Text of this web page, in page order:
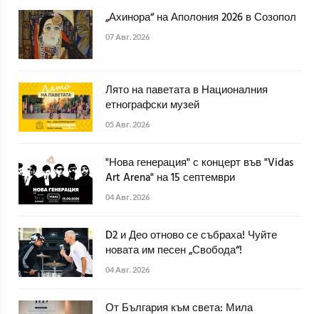
„Ахинора“ на Аполония 2026 в Созопол
07 Авг. 2026
Лято на паветата в Националния
етнографски музей
05 Авг. 2026
"Нова генерация" с концерт във "Vidas
Art Arena" на 15 септември
04 Авг. 2026
D2 и Део отново се събраха! Чуйте
новата им песен „Свобода“!
04 Авг. 2026
От България към света: Мила